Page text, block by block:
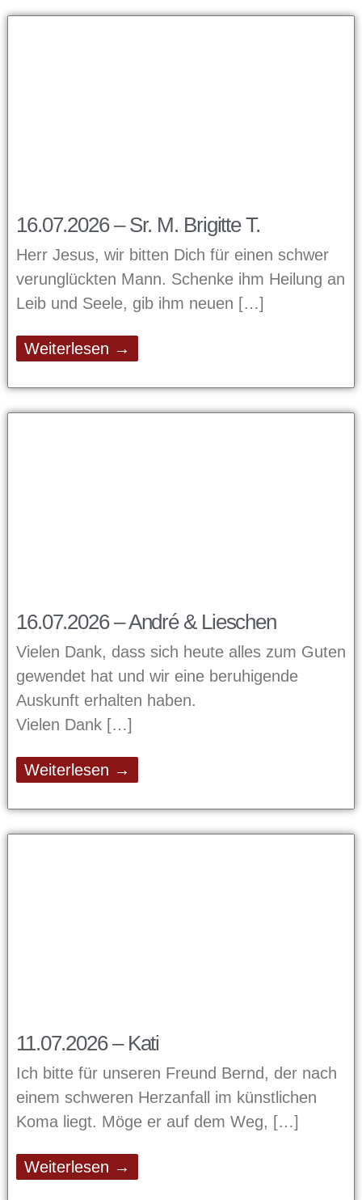
16.07.2026 – Sr. M. Brigitte T.
Herr Jesus, wir bitten Dich für einen schwer
verunglückten Mann. Schenke ihm Heilung an
Leib und Seele, gib ihm neuen
Weiterlesen →
16.07.2026 – André & Lieschen
Vielen Dank, dass sich heute alles zum Guten
gewendet hat und wir eine beruhigende
Auskunft erhalten haben.
Vielen Dank
Weiterlesen →
11.07.2026 – Kati
Ich bitte für unseren Freund Bernd, der nach
einem schweren Herzanfall im künstlichen
Koma liegt. Möge er auf dem Weg,
Weiterlesen →